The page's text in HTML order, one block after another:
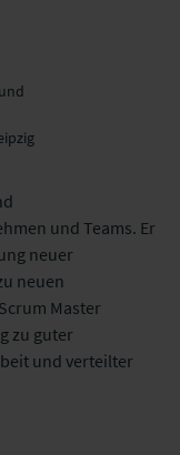
und Teams. Er
neuer
neuen
Master
zu guter
und verteilter